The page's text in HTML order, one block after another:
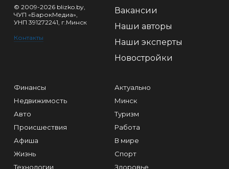
© 2009-2026 blizko.by,
ЧУП «БарокМедиа»,
УНП 391272241, г.Минск
Контакты
Вакансии
Наши авторы
Наши эксперты
Новостройки
Финансы
Недвижимость
Авто
Происшествия
Афиша
Жизнь
Технологии
Актуально
Минск
Туризм
Работа
В мире
Спорт
Здоровье